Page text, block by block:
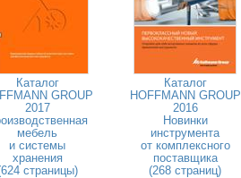
Каталог
GROUP
2017
мебель
и системы
хранения
страницы)
Каталог
HOFFMANN GROUP
2016
Новинки
инструмента
от комплексного
поставщика
(268 страниц)